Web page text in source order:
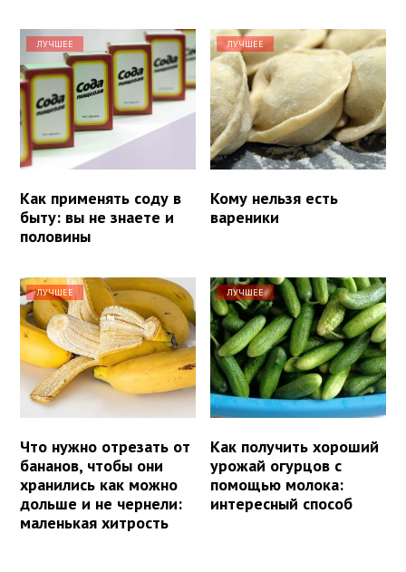
ЛУЧШЕЕ
Как применять соду в
быту: вы не знаете и
половины
ЛУЧШЕЕ
Кому нельзя есть
вареники
ЛУЧШЕЕ
Что нужно отрезать от
бананов, чтобы они
хранились как можно
дольше и не чернели:
маленькая хитрость
ЛУЧШЕЕ
Как получить хороший
урожай огурцов с
помощью молока:
интересный способ